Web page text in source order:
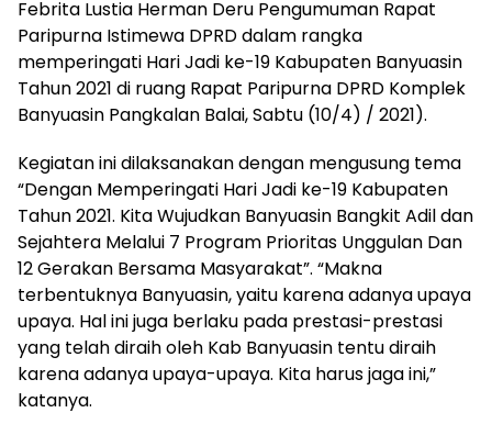
Febrita Lustia Herman Deru Pengumuman Rapat
Paripurna Istimewa DPRD dalam rangka
memperingati Hari Jadi ke-19 Kabupaten Banyuasin
Tahun 2021 di ruang Rapat Paripurna DPRD Komplek
Banyuasin Pangkalan Balai, Sabtu (10/4) / 2021).
Kegiatan ini dilaksanakan dengan mengusung tema
“Dengan Memperingati Hari Jadi ke-19 Kabupaten
Tahun 2021. Kita Wujudkan Banyuasin Bangkit Adil dan
Sejahtera Melalui 7 Program Prioritas Unggulan Dan
12 Gerakan Bersama Masyarakat”. “Makna
terbentuknya Banyuasin, yaitu karena adanya upaya
upaya. Hal ini juga berlaku pada prestasi-prestasi
yang telah diraih oleh Kab Banyuasin tentu diraih
karena adanya upaya-upaya. Kita harus jaga ini,”
katanya.